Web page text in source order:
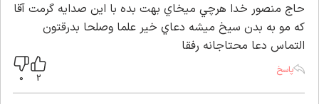
حاج منصور خدا هرچي ميخاي بهت بده با اين صدايه گرمت آقا
كه مو به بدن سيخ ميشه دعاي خير علما وصلحا بدرقتون
التماس دعا محتاجانه رفقا
پاسخ